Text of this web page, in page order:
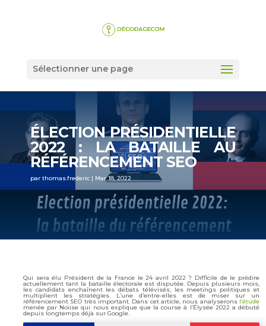
Sélectionner une page
ÉLECTION PRÉSIDENTIELLE
2022 : LA BATAILLE AU
RÉFÉRENCEMENT SEO
par thomas.frederic| Mar 18, 2022
Qui sera élu Président de la France le 24 avril 2022 ? Difficile de le prédire
actuellement tant la bataille électorale est disputée. Depuis plusieurs mois,
les candidats enchaînent les débats télévisés, les meetings politiques et
multiplient les stratégies. L’une d’entre-elles est de miser sur un
référencement SEO très important. Dans cet article, nous analyserons l’étude
menée par Noiise qui nous explique que la course à l’Élysée 2022 a débuté
depuis longtemps déjà sur Google.